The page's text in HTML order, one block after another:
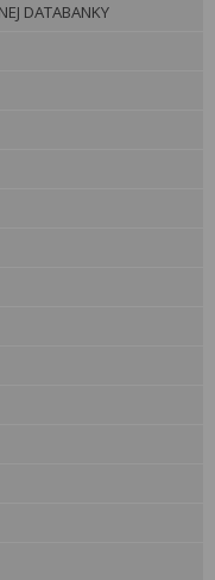
DATABANKY